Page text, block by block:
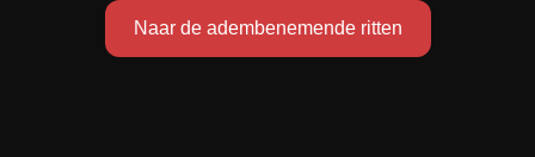
Naar de adembenemende ritten